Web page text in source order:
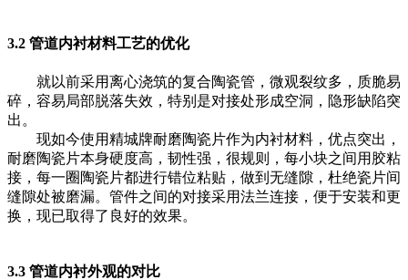
3.2 管道内衬材料工艺的优化
就以前采用离心浇筑的复合陶瓷管，微观裂纹多，质脆易
碎，容易局部脱落失效，特别是对接处形成空洞，隐形缺陷突
出。
现如今使用精城牌耐磨陶瓷片作为内衬材料，优点突出，
耐磨陶瓷片本身硬度高，韧性强，很规则，每小块之间用胶粘
接，每一圈陶瓷片都进行错位粘贴，做到无缝隙，杜绝瓷片间
缝隙处被磨漏。管件之间的对接采用法兰连接，便于安装和更
换，现已取得了良好的效果。
3.3 管道内衬外观的对比